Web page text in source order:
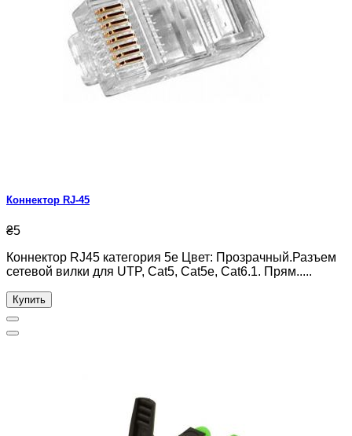
Коннектор RJ-45
₴5
Коннектор RJ45 категория 5e Цвет: Прозрачный.Разъем
сетевой вилки для UTP, Cat5, Cat5e, Cat6.1. Прям.....
Купить